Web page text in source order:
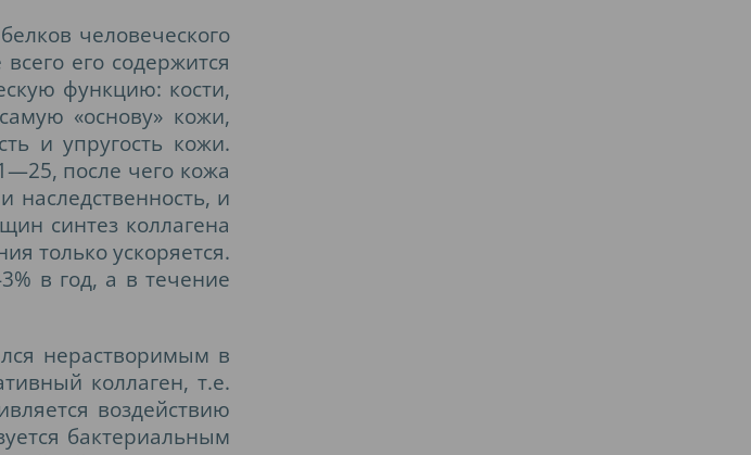
человеческого
его содержится
функцию: кости,
«основу» кожи,
и упругость кожи.
после чего кожа
наследственность, и
синтез коллагена
только ускоряется.
в год, а в течение
нерастворимым в
коллаген, т.е.
воздействию
бактериальным